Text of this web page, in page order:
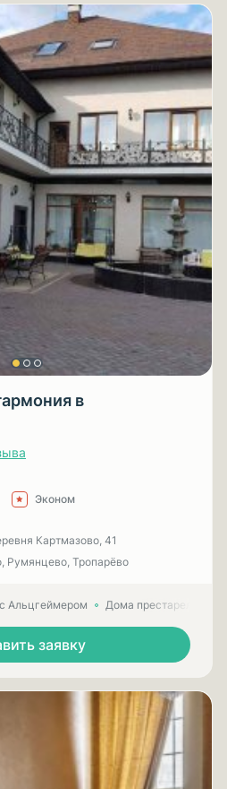
в
Эконом
Картмазово, 41
Румянцево, Тропарёво
Альцгеймером Дома престарелых
заявку